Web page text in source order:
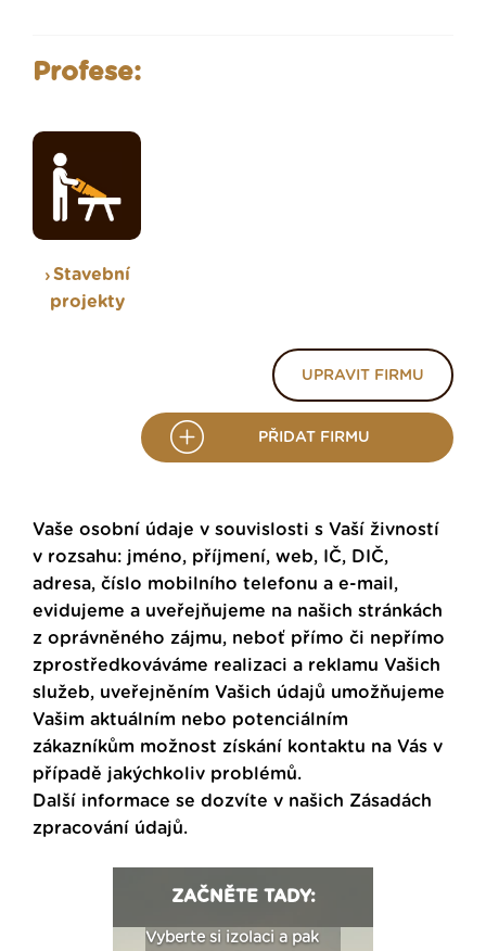
Profese:
Stavební
projekty
UPRAVIT FIRMU
PŘIDAT FIRMU
Vaše osobní údaje v souvislosti s Vaší živností
v rozsahu: jméno, příjmení, web, IČ, DIČ,
adresa, číslo mobilního telefonu a e-mail,
evidujeme a uveřejňujeme na našich stránkách
z oprávněného zájmu, neboť přímo či nepřímo
zprostředkováváme realizaci a reklamu Vašich
služeb, uveřejněním Vašich údajů umožňujeme
Vašim aktuálním nebo potenciálním
zákazníkům možnost získání kontaktu na Vás v
případě jakýchkoliv problémů.
Další informace se dozvíte v našich Zásadách
zpracování údajů.
ZAČNĚTE TADY:
Vyberte si izolaci a pak